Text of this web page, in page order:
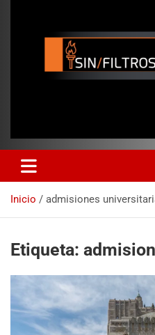
Inicio admisiones
Etiqueta: